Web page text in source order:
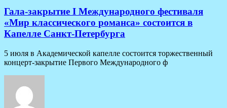
Гала-закрытие I Международного фестиваля
«Мир классического романса» состоится в
Капелле Санкт-Петербурга
5 июля в Академической капелле состоится торжественный
концерт-закрытие Первого Международного ф